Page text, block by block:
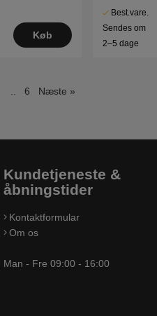
Køb
Best.vare.
Sendes om
2–5 dage
.. 6 Næste »
Kundetjeneste &
åbningstider
Kontaktformular
Om os
Man - Fre 09:00 - 16:00